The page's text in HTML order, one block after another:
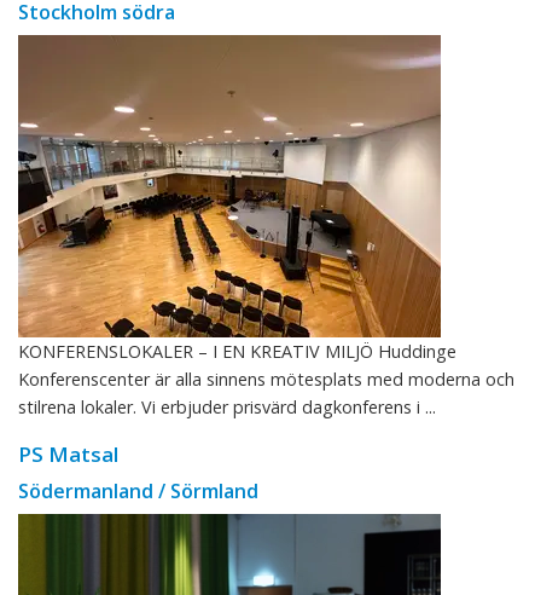
Stockholm södra
KONFERENSLOKALER – I EN KREATIV MILJÖ Huddinge
Konferenscenter är alla sinnens mötesplats med moderna och
stilrena lokaler. Vi erbjuder prisvärd dagkonferens i ...
PS Matsal
Södermanland / Sörmland